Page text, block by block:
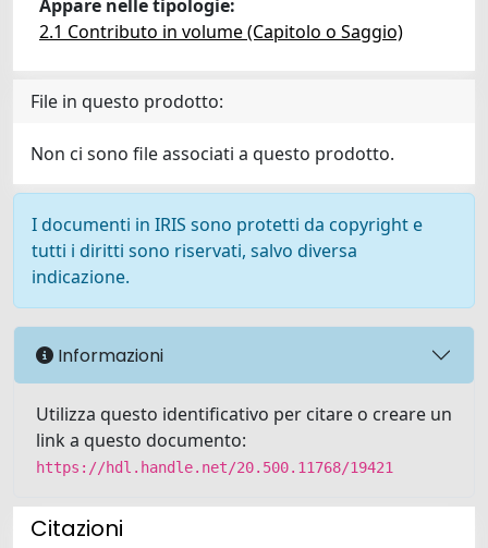
Appare nelle tipologie:
2.1 Contributo in volume (Capitolo o Saggio)
File in questo prodotto:
Non ci sono file associati a questo prodotto.
I documenti in IRIS sono protetti da copyright e
tutti i diritti sono riservati, salvo diversa
indicazione.
Informazioni
Utilizza questo identificativo per citare o creare un
link a questo documento:
https://hdl.handle.net/20.500.11768/19421
Citazioni